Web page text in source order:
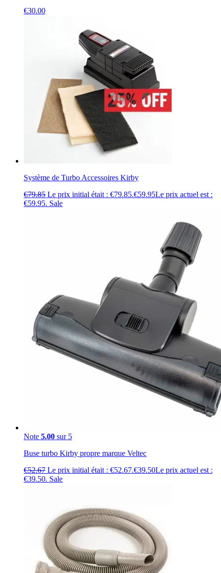
€30.00
Système de Turbo Accessoires Kirby
€79.85 Le prix initial était : €79.85.€59.95Le prix actuel est :
€59.95. Sale
Note 5.00 sur 5
Buse turbo Kirby propre marque Veltec
€52.67 Le prix initial était : €52.67.€39.50Le prix actuel est :
€39.50. Sale